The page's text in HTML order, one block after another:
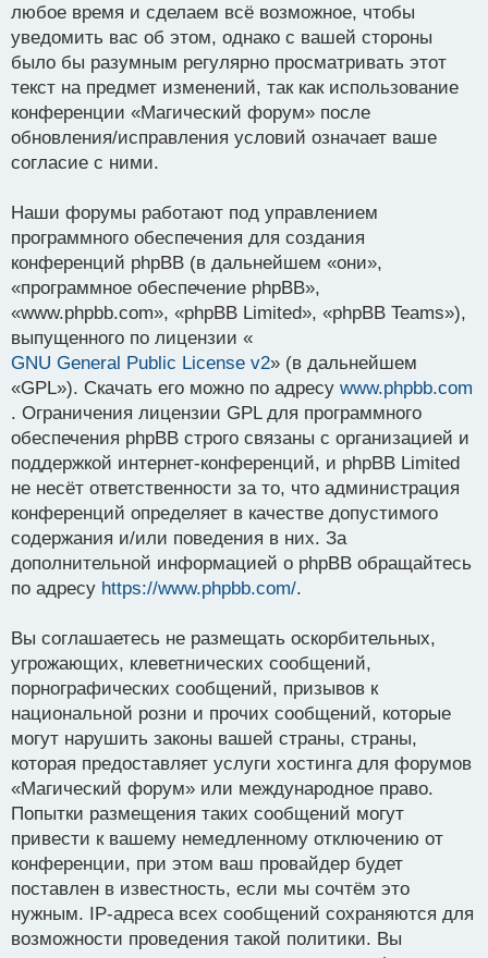
любое время и сделаем всё возможное, чтобы
уведомить вас об этом, однако с вашей стороны
было бы разумным регулярно просматривать этот
текст на предмет изменений, так как использование
конференции «Магический форум» после
обновления/исправления условий означает ваше
согласие с ними.
Наши форумы работают под управлением
программного обеспечения для создания
конференций phpBB (в дальнейшем «они»,
«программное обеспечение phpBB»,
«www.phpbb.com», «phpBB Limited», «phpBB Teams»),
выпущенного по лицензии «
GNU General Public License v2» (в дальнейшем
«GPL»). Скачать его можно по адресу www.phpbb.com
. Ограничения лицензии GPL для программного
обеспечения phpBB строго связаны с организацией и
поддержкой интернет-конференций, и phpBB Limited
не несёт ответственности за то, что администрация
конференций определяет в качестве допустимого
содержания и/или поведения в них. За
дополнительной информацией о phpBB обращайтесь
по адресу https://www.phpbb.com/.
Вы соглашаетесь не размещать оскорбительных,
угрожающих, клеветнических сообщений,
порнографических сообщений, призывов к
национальной розни и прочих сообщений, которые
могут нарушить законы вашей страны, страны,
которая предоставляет услуги хостинга для форумов
«Магический форум» или международное право.
Попытки размещения таких сообщений могут
привести к вашему немедленному отключению от
конференции, при этом ваш провайдер будет
поставлен в известность, если мы сочтём это
нужным. IP-адреса всех сообщений сохраняются для
возможности проведения такой политики. Вы